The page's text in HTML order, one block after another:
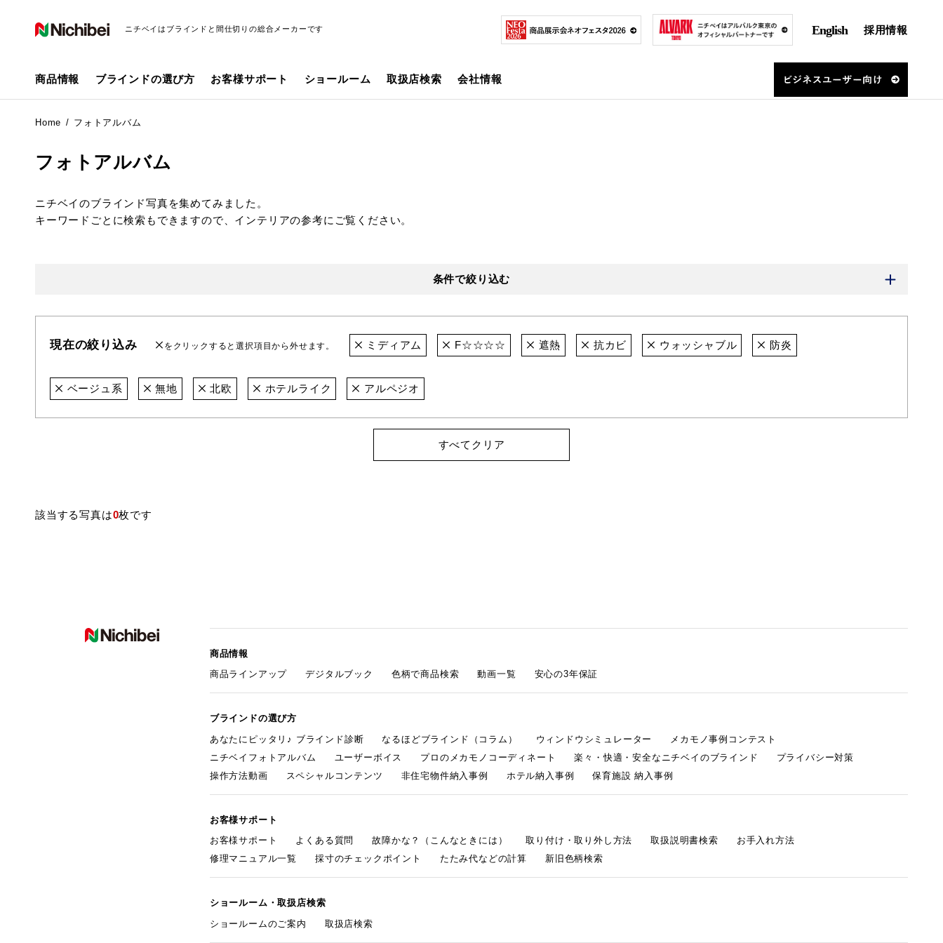
ニチベイはブラインドと間仕切りの総合メーカーです English 採用情報
商品情報 ブラインドの選び方 お客様サポート ショールーム 取扱店検索 会社情報
Home フォトアルバム
フォトアルバム
ニチベイのブラインド写真を集めてみました。
キーワードごとに検索もできますので、インテリアの参考にご覧ください。
条件で絞り込む
現在の絞り込み をクリックすると選択項目から外せます。 ミディアム F☆☆☆☆ 遮熱 抗カビ ウォッシャブル 防炎
ベージュ系 無地 北欧 ホテルライク アルペジオ
すべてクリア
該当する写真は0枚です
商品情報
商品ラインアップ
デジタルブック 色柄で商品検索 動画一覧 安心の3年保証
ブラインドの選び方
あなたにピッタリ♪ ブラインド診断
なるほどブラインド（コラム） ウィンドウシミュレーター
メカモノ事例コンテスト
ニチベイフォトアルバム
ユーザーボイス プロのメカモノコーディネート 楽々・快適・安全なニチベイのブラインド
プライバシー対策
操作方法動画
スペシャルコンテンツ 非住宅物件納入事例 ホテル納入事例 保育施設 納入事例
お客様サポート
お客様サポート
よくある質問 故障かな？（こんなときには） 取り付け・取り外し方法 取扱説明書検索
お手入れ方法
修理マニュアル一覧
採寸のチェックポイント たたみ代などの計算 新旧色柄検索
ショールーム・取扱店検索
ショールームのご案内
取扱店検索